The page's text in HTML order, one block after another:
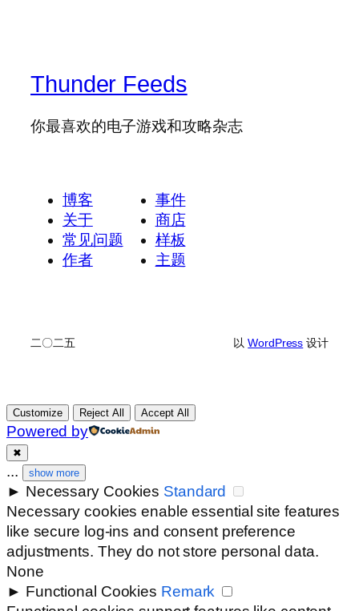
Thunder Feeds
你最喜欢的电子游戏和攻略杂志
博客
关于
常见问题
作者
事件
商店
样板
主题
二〇二五 以WordPress 设计
Customize Reject All Accept All
Powered by
✖
... show more
► Necessary Cookies Standard
Necessary cookies enable essential site features
like secure log-ins and consent preference
adjustments. They do not store personal data.
None
► Functional Cookies Remark